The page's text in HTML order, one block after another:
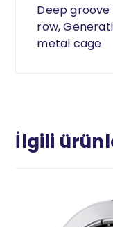
Deep groove
row,
metal cage
İlgili